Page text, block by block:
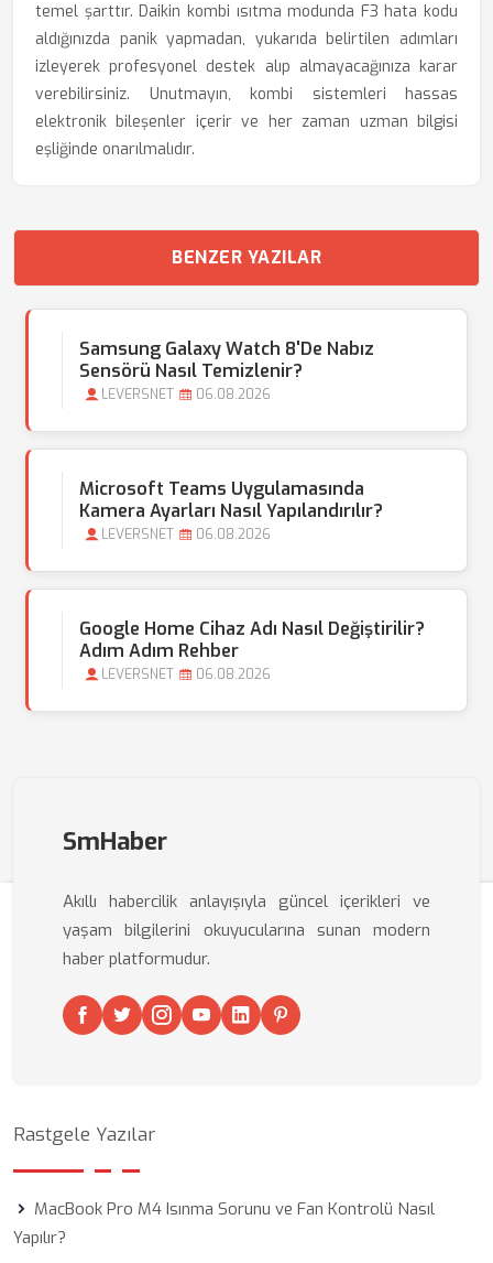
temel şarttır. Daikin kombi ısıtma modunda F3 hata kodu
aldığınızda panik yapmadan, yukarıda belirtilen adımları
izleyerek profesyonel destek alıp almayacağınıza karar
verebilirsiniz. Unutmayın, kombi sistemleri hassas
elektronik bileşenler içerir ve her zaman uzman bilgisi
eşliğinde onarılmalıdır.
BENZER YAZILAR
Samsung Galaxy Watch 8'de Nabız
Sensörü Nasıl Temizlenir?
LEVERSNET 06.08.2026
Microsoft Teams Uygulamasında
Kamera Ayarları Nasıl Yapılandırılır?
LEVERSNET 06.08.2026
Google Home Cihaz Adı Nasıl Değiştirilir?
Adım Adım Rehber
LEVERSNET 06.08.2026
SmHaber
Akıllı habercilik anlayışıyla güncel içerikleri ve
yaşam bilgilerini okuyucularına sunan modern
haber platformudur.
Rastgele Yazılar
MacBook Pro M4 Isınma Sorunu ve Fan Kontrolü Nasıl
Yapılır?